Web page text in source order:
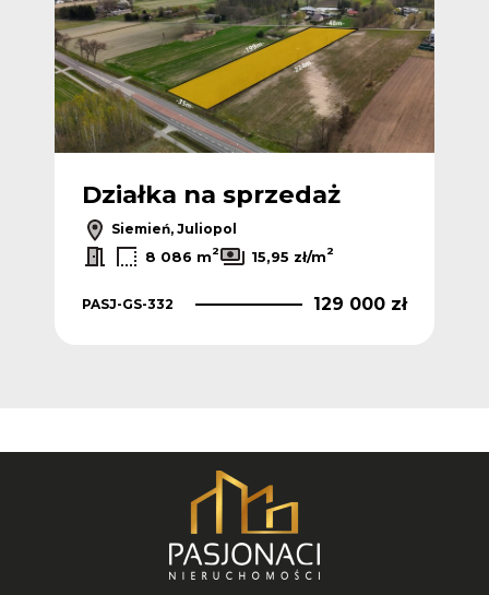
Działka na sprzedaż
Siemień, Juliopol
8 086 m2 15,95 zł/m2
PASJ-GS-332 129 000 zł